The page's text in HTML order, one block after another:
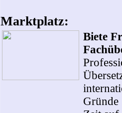
Marktplatz:
Biete
Gründe